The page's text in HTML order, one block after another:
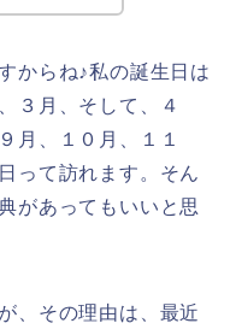
からね♪私の誕生日は
３月、そして、４
月、１０月、１１
って訪れます。そん
があってもいいと思
、その理由は、最近